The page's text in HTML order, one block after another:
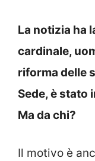
La notizia ha
cardinale,
riforma delle
Sede, è stato
Ma da chi?
Il motivo è